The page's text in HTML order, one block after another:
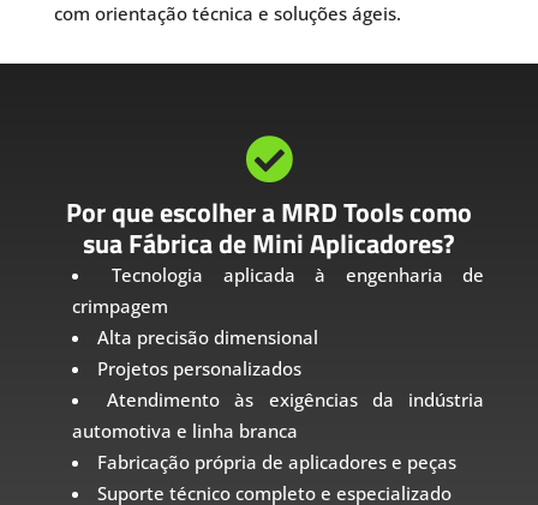
com orientação técnica e soluções ágeis.

Por que escolher a MRD Tools como
sua Fábrica de Mini Aplicadores?
Tecnologia aplicada à engenharia de
crimpagem
Alta precisão dimensional
Projetos personalizados
Atendimento às exigências da indústria
automotiva e linha branca
Fabricação própria de aplicadores e peças
Suporte técnico completo e especializado